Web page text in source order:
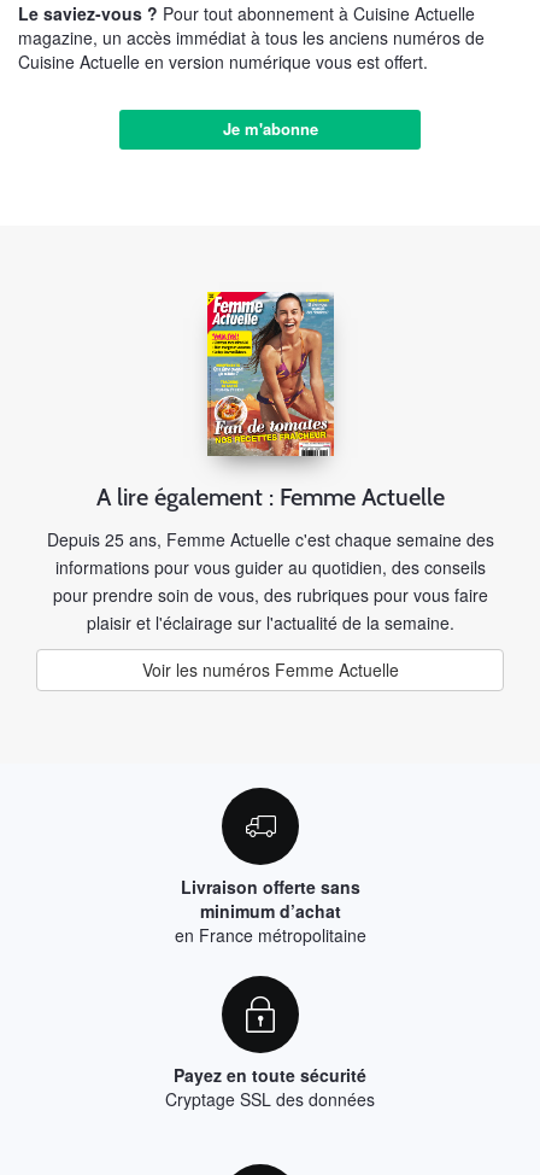
Le saviez-vous ? Pour tout abonnement à Cuisine Actuelle
magazine, un accès immédiat à tous les anciens numéros de
Cuisine Actuelle en version numérique vous est offert.
Je m'abonne
A lire également : Femme Actuelle
Depuis 25 ans, Femme Actuelle c'est chaque semaine des
informations pour vous guider au quotidien, des conseils
pour prendre soin de vous, des rubriques pour vous faire
plaisir et l'éclairage sur l'actualité de la semaine.
Voir les numéros Femme Actuelle
Livraison offerte sans
minimum d’achat
en France métropolitaine
Payez en toute sécurité
Cryptage SSL des données